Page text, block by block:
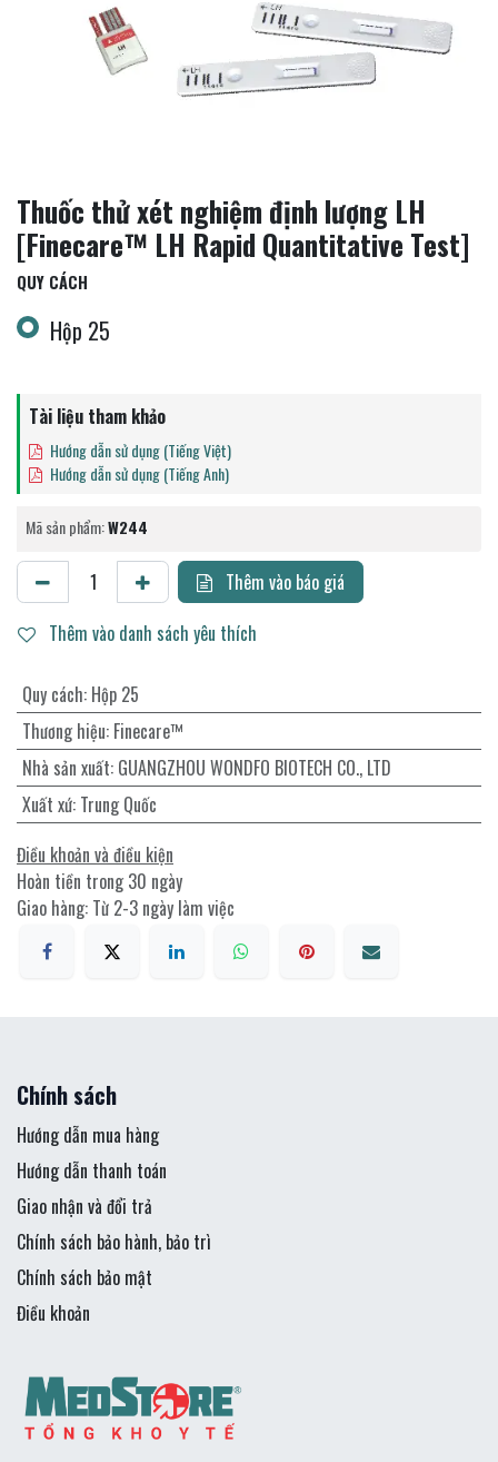
Thuốc thử xét nghiệm định lượng LH
[Finecare™ LH Rapid Quantitative Test]
QUY CÁCH
Hộp 25
Tài liệu tham khảo
Hướng dẫn sử dụng (Tiếng Việt)
Hướng dẫn sử dụng (Tiếng Anh)
Mã sản phẩm:W244
Thêm vào báo giá
Thêm vào danh sách yêu thích
Quy cách: Hộp 25
Thương hiệu: Finecare™
Nhà sản xuất: GUANGZHOU WONDFO BIOTECH CO., LTD
Xuất xứ: Trung Quốc
Điều khoản và điều kiện
Hoàn tiền trong 30 ngày
Giao hàng: Từ 2-3 ngày làm việc
Chính sách
Hướng dẫn mua hàng
Hướng dẫn thanh toán
Giao nhận và đổi trả
Chính sách bảo hành, bảo trì
Chính sách bảo mật
Điều khoản